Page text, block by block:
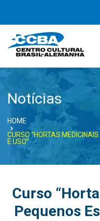
Notícias
HOME
CURSO “HORTAS
E USO”
Curso
Pequenos